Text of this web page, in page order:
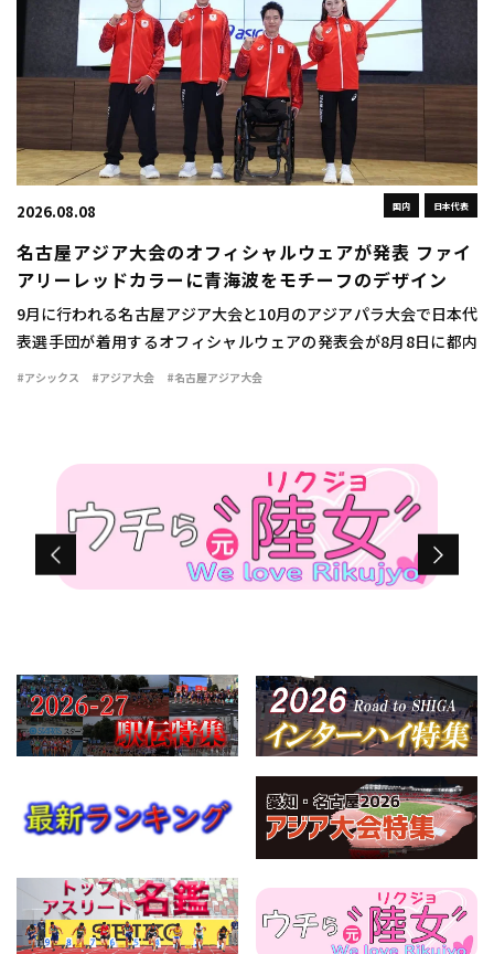
国内 日本代表
2026.08.08
名古屋アジア大会のオフィシャルウェアが発表 ファイ
アリーレッドカラーに青海波をモチーフのデザイン
9月に行われる名古屋アジア大会と10月のアジアパラ大会で日本代
表選手団が着用するオフィシャルウェアの発表会が8月8日に都内
で行われた。 ウェアは情熱を燃え立つような赤い炎を示す「ファ
#アシックス #アジア大会 #名古屋アジア大会